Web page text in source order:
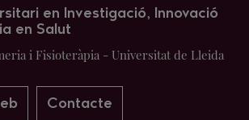
en Investigació, Innovació
en Salut
i Fisioteràpia - Universitat de Lleida
Contacte